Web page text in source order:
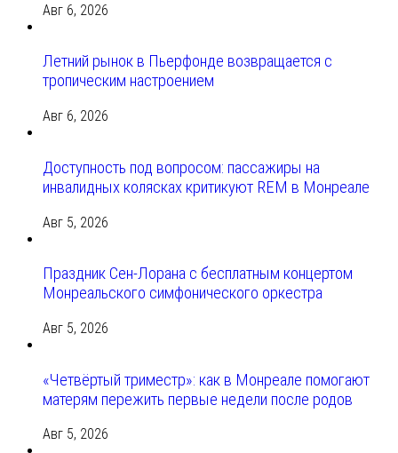
Авг 6, 2026
Летний рынок в Пьерфонде возвращается с
тропическим настроением
Авг 6, 2026
Доступность под вопросом: пассажиры на
инвалидных колясках критикуют REM в Монреале
Авг 5, 2026
Праздник Сен-Лорана с бесплатным концертом
Монреальского симфонического оркестра
Авг 5, 2026
«Четвёртый триместр»: как в Монреале помогают
матерям пережить первые недели после родов
Авг 5, 2026